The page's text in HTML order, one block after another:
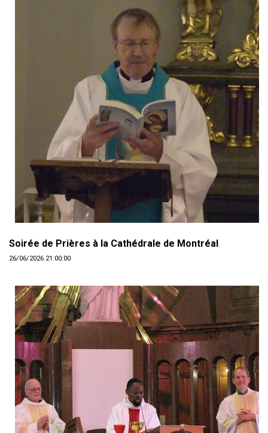
Soirée de Prières à la Cathédrale de Montréal
26/06/2026 21:00:00